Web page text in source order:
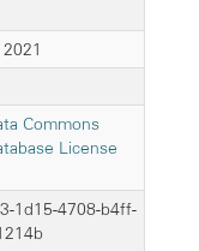
Commons
License
1d15-4708-b4ff-